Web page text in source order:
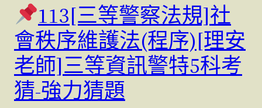
113[三等警察法規]社
會秩序維護法(程序)[理安
老師]三等資訊警特5科考
猜-強力猜題